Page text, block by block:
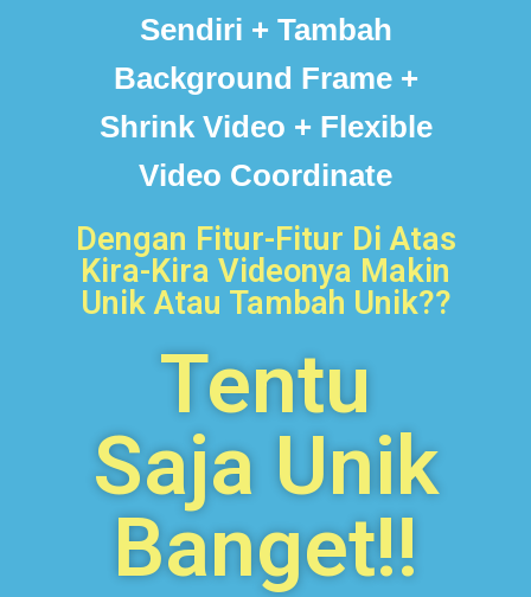
Sendiri + Tambah
Background Frame +
Shrink Video + Flexible
Video Coordinate
Dengan Fitur-Fitur Di Atas
Kira-Kira Videonya Makin
Unik Atau Tambah Unik??
Tentu
Saja Unik
Banget!!